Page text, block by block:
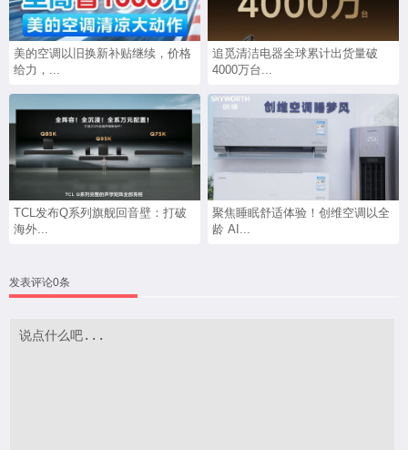
美的空调以旧换新补贴继续，价格
给力，...
追觅清洁电器全球累计出货量破
4000万台...
TCL发布Q系列旗舰回音壁：打破
海外...
聚焦睡眠舒适体验！创维空调以全
龄 AI...
发表评论0条